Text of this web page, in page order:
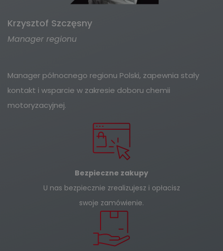
Krzysztof Szczęsny
Manager regionu
Manager północnego regionu Polski, zapewnia stały
kontakt i wsparcie w zakresie doboru chemii
motoryzacyjnej.
Bezpieczne zakupy
U nas bezpiecznie zrealizujesz i opłacisz
swoje zamówienie.